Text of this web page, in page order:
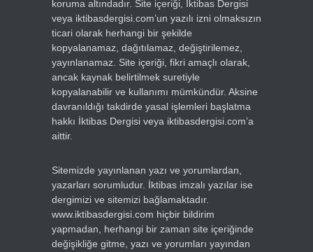
koruma altındadır. Site içeriği, İktibas Dergisi
veya iktibasdergisi.com’un yazılı izni olmaksızın
ticari olarak herhangi bir şekilde
kopyalanamaz, dağıtılamaz, değiştirilemez,
yayınlanamaz. Site içeriği, fikri amaçlı olarak,
ancak kaynak belirtilmek suretiyle
kopyalanabilir ve kullanımı mümkündür. Aksine
davranıldığı takdirde yasal işlemleri başlatma
hakkı İktibas Dergisi veya iktibasdergisi.com’a
aittir.
Sitemizde yayınlanan yazı ve yorumlardan,
yazarları sorumludur. İktibas imzalı yazılar ise
dergimizi ve sitemizi bağlamaktadır.
www.iktibasdergisi.com hiçbir bildirim
yapmadan, herhangi bir zaman site içeriğinde
değişikliğe gitme, yazı ve yorumları yayından